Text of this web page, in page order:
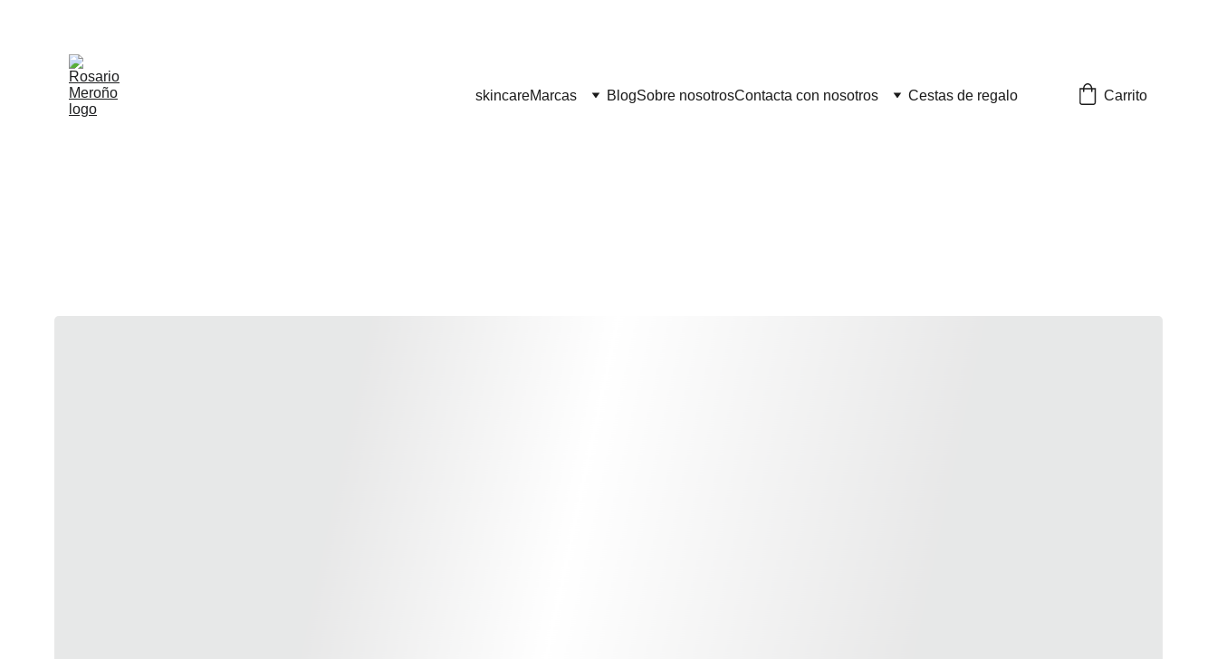
skincareMarcas BlogSobre nosotrosContacta con nosotros Cestas de regalo Carrito